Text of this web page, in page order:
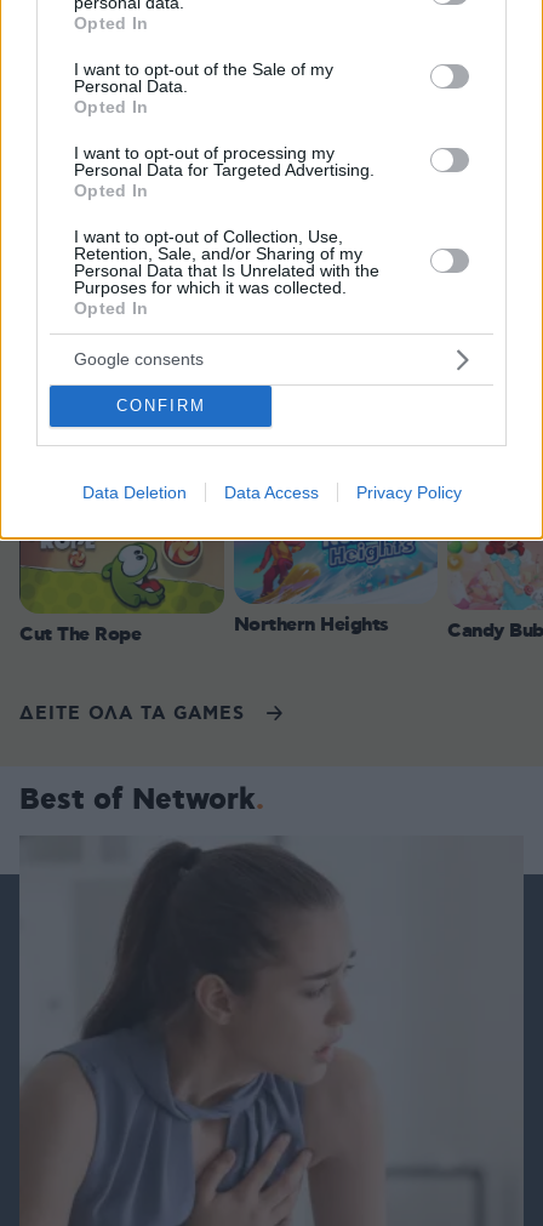
grant or deny consent to Google and its third-party tags to
use your data for below specified purposes in below Google
consent section.
Opted In
I want to opt-out of the Sale of my
Personal Data.
Opted In
I want to opt-out of processing my
Personal Data for Targeted Advertising.
Opted In
I want to opt-out of Collection, Use,
Retention, Sale, and/or Sharing of my
Personal Data that Is Unrelated with the
Purposes for which it was collected.
Opted In
Google consents
CONFIRM
Data Deletion Data Access Privacy Policy
08.08.2026, 09:34
Αντόνιο Μπαντέρας: Ήξερα ότι δεν θα
πέρναγα όλη μου τη ζωή στο
Χόλιγουντ, δεν ήταν γραφτό να
08.08.2026, 15:02 4
Games
Cut The Rope Northern Heights Candy
ΔΕΙΤΕ ΟΛΑ ΤΑ GAMES
Best of Network